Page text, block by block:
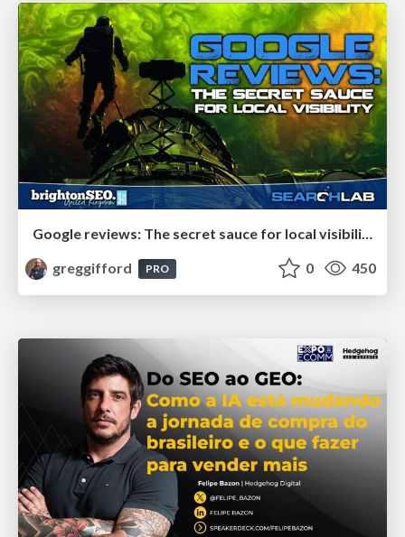
Google reviews: The secret sauce for local visibility
greggifford
PRO 0 450